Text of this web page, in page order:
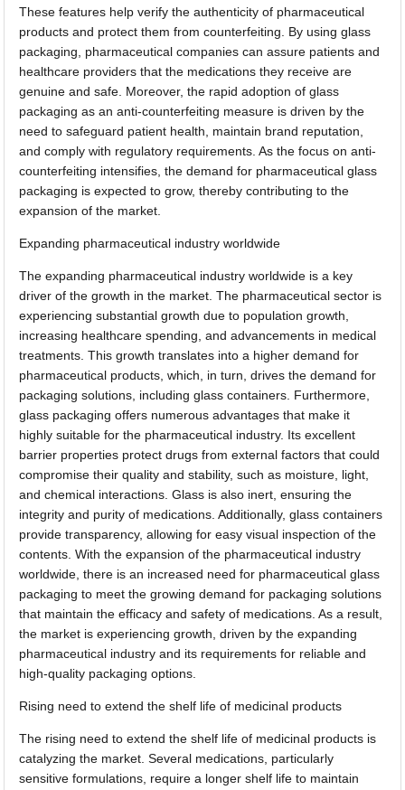
These features help verify the authenticity of pharmaceutical
products and protect them from counterfeiting. By using glass
packaging, pharmaceutical companies can assure patients and
healthcare providers that the medications they receive are
genuine and safe. Moreover, the rapid adoption of glass
packaging as an anti-counterfeiting measure is driven by the
need to safeguard patient health, maintain brand reputation,
and comply with regulatory requirements. As the focus on anti-
counterfeiting intensifies, the demand for pharmaceutical glass
packaging is expected to grow, thereby contributing to the
expansion of the market.
Expanding pharmaceutical industry worldwide
The expanding pharmaceutical industry worldwide is a key
driver of the growth in the market. The pharmaceutical sector is
experiencing substantial growth due to population growth,
increasing healthcare spending, and advancements in medical
treatments. This growth translates into a higher demand for
pharmaceutical products, which, in turn, drives the demand for
packaging solutions, including glass containers. Furthermore,
glass packaging offers numerous advantages that make it
highly suitable for the pharmaceutical industry. Its excellent
barrier properties protect drugs from external factors that could
compromise their quality and stability, such as moisture, light,
and chemical interactions. Glass is also inert, ensuring the
integrity and purity of medications. Additionally, glass containers
provide transparency, allowing for easy visual inspection of the
contents. With the expansion of the pharmaceutical industry
worldwide, there is an increased need for pharmaceutical glass
packaging to meet the growing demand for packaging solutions
that maintain the efficacy and safety of medications. As a result,
the market is experiencing growth, driven by the expanding
pharmaceutical industry and its requirements for reliable and
high-quality packaging options.
Rising need to extend the shelf life of medicinal products
The rising need to extend the shelf life of medicinal products is
catalyzing the market. Several medications, particularly
sensitive formulations, require a longer shelf life to maintain